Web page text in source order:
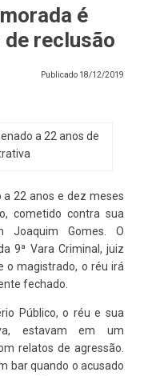
é
de reclusão
Publicado 18/12/2019
a 22 anos de
a 22 anos e dez meses
cometido contra sua
Joaquim Gomes. O
9ª Vara Criminal, juiz
o magistrado, o réu irá
fechado.
Público, o réu e sua
estavam em um
relatos de agressão.
bar quando o acusado